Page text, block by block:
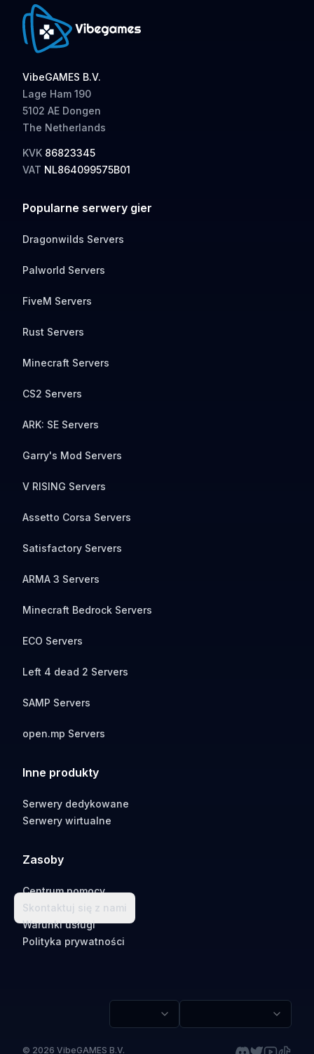
VibeGAMES B.V.
Lage Ham 190
5102 AE Dongen
The Netherlands
KVK 86823345
VAT NL864099575B01
Popularne serwery gier
Dragonwilds Servers
Palworld Servers
FiveM Servers
Rust Servers
Minecraft Servers
CS2 Servers
ARK: SE Servers
Garry's Mod Servers
V RISING Servers
Assetto Corsa Servers
Satisfactory Servers
ARMA 3 Servers
Minecraft Bedrock Servers
ECO Servers
Left 4 dead 2 Servers
SAMP Servers
open.mp Servers
Inne produkty
Serwery dedykowane
Serwery wirtualne
Zasoby
Centrum pomocy
Skontaktuj się z nami
Warunki usługi
Polityka prywatności
© 2026 VibeGAMES B.V.